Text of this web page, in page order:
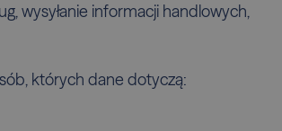
wysyłanie informacji handlowych,
których dane dotyczą: